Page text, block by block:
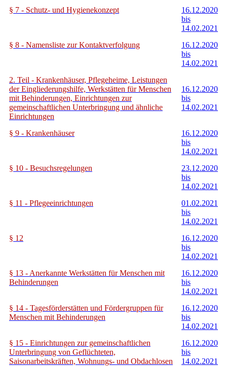
§ 7 - Schutz- und Hygienekonzept
16.12.2020
bis
14.02.2021
§ 8 - Namensliste zur Kontaktverfolgung
16.12.2020
bis
14.02.2021
2. Teil - Krankenhäuser, Pflegeheime, Leistungen
der Eingliederungshilfe, Werkstätten für Menschen
mit Behinderungen, Einrichtungen zur
gemeinschaftlichen Unterbringung und ähnliche
Einrichtungen
16.12.2020
bis
14.02.2021
§ 9 - Krankenhäuser
16.12.2020
bis
14.02.2021
§ 10 - Besuchsregelungen
23.12.2020
bis
14.02.2021
§ 11 - Pflegeeinrichtungen
01.02.2021
bis
14.02.2021
§ 12
16.12.2020
bis
14.02.2021
§ 13 - Anerkannte Werkstätten für Menschen mit
Behinderungen
16.12.2020
bis
14.02.2021
§ 14 - Tagesförderstätten und Fördergruppen für
Menschen mit Behinderungen
16.12.2020
bis
14.02.2021
§ 15 - Einrichtungen zur gemeinschaftlichen
Unterbringung von Geflüchteten,
Saisonarbeitskräften, Wohnungs- und Obdachlosen
16.12.2020
bis
14.02.2021